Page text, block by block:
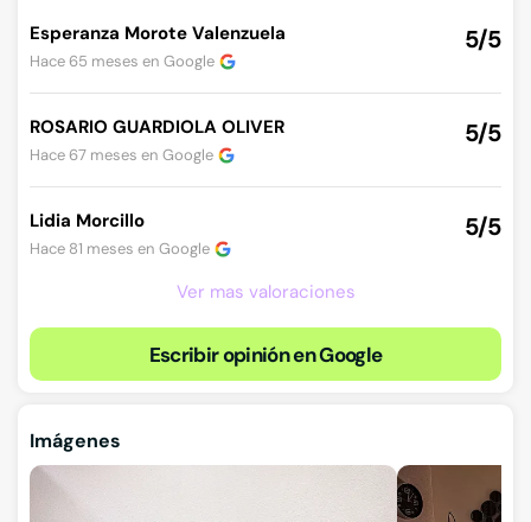
5/5
Esperanza Morote Valenzuela
Hace 65 meses en Google
5/5
ROSARIO GUARDIOLA OLIVER
Hace 67 meses en Google
5/5
Lidia Morcillo
Hace 81 meses en Google
Ver mas valoraciones
Escribir opinión en Google
Imágenes